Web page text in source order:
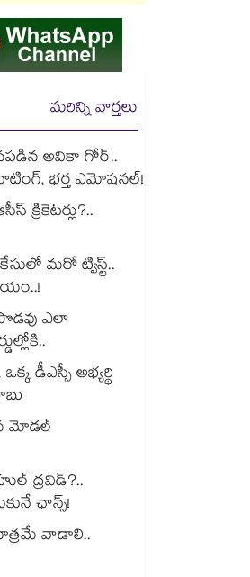
మరిన్ని వార్తలు
అవికా గోర్..
భర్త ఎమోషనల్!
క్రికెటర్లు?..
కేసులో మరో ట్విస్ట్..
ఎలా
డీఎస్సీ అభ్యర్థి
మోడల్
ద్రవిడ్?..
ఛాన్స్!
వాడాలి..